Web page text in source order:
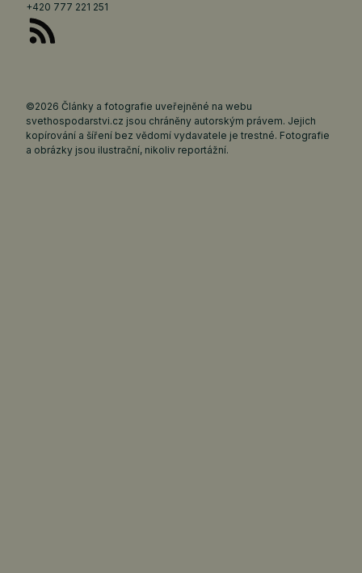
+420 777 221 251
©2026 Články a fotografie uveřejněné na webu
svethospodarstvi.cz jsou chráněny autorským právem. Jejich
kopírování a šíření bez vědomí vydavatele je trestné. Fotografie
a obrázky jsou ilustrační, nikoliv reportážní.